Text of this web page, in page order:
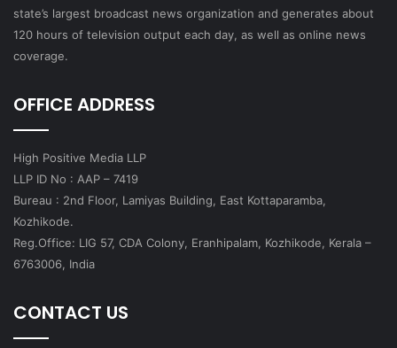
state’s largest broadcast news organization and generates about
120 hours of television output each day, as well as online news
coverage.
OFFICE ADDRESS
High Positive Media LLP
LLP ID No : AAP – 7419
Bureau : 2nd Floor, Lamiyas Building, East Kottaparamba,
Kozhikode.
Reg.Office: LIG 57, CDA Colony, Eranhipalam, Kozhikode, Kerala –
6763006, India
CONTACT US